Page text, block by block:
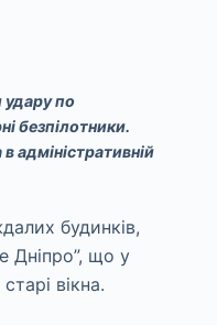
удару по
безпілотники.
адміністративній
будинків,
Дніпро”, що у
вікна.